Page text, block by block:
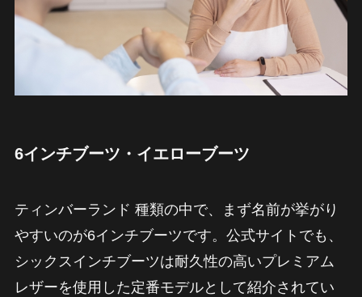
6インチブーツ・イエローブーツ
ティンバーランド 種類の中で、まず名前が挙がり
やすいのが6インチブーツです。公式サイトでも、
シックスインチブーツは耐久性の高いプレミアム
レザーを使用した定番モデルとして紹介されてい